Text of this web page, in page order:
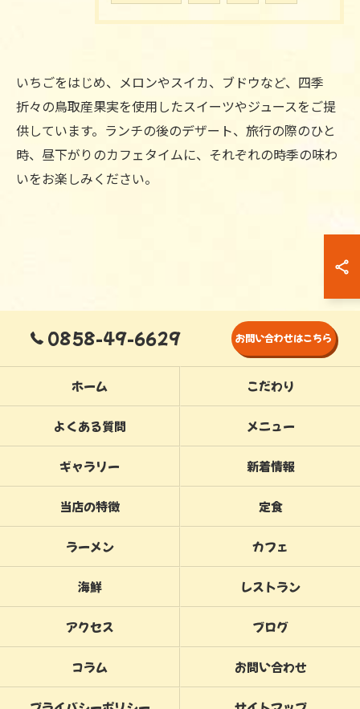
いちごをはじめ、メロンやスイカ、ブドウなど、四季
折々の鳥取産果実を使用したスイーツやジュースをご提
供しています。ランチの後のデザート、旅行の際のひと
時、昼下がりのカフェタイムに、それぞれの時季の味わ
いをお楽しみください。
0858-49-6629 お問い合わせはこちら
ホーム こだわり
よくある質問 メニュー
ギャラリー 新着情報
当店の特徴 定食
ラーメン カフェ
海鮮 レストラン
アクセス ブログ
コラム お問い合わせ